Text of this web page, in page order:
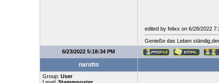
edited by felixx on 6/28/2022
Genieße das Leben
6/23/2022 5:18:34 PM
narutto
Group: User